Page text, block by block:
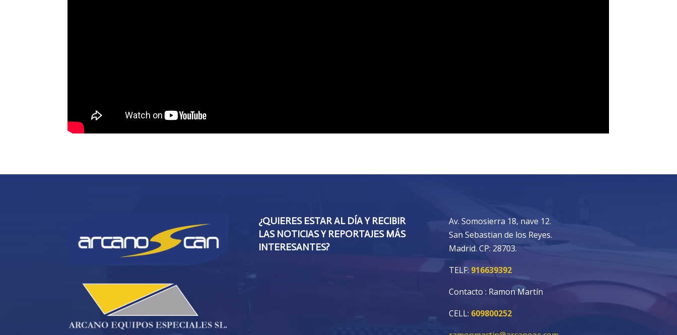
¿QUIERES ESTAR AL DÍA Y RECIBIR
LAS NOTICIAS Y REPORTAJES MÁS
INTERESANTES?
Av. Somosierra 18, nave 12.
San Sebastian de los Reyes.
Madrid. CP: 28703.
TELF: 916639392
Contacto : Ramon Martín
CELL: 609800252